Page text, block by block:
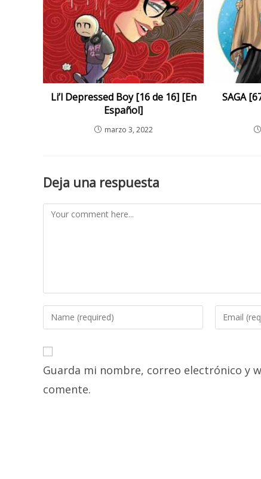
Li’l Depressed Boy [16 de 16] [En
Español]
marzo 3, 2022
SAGA
Deja una respuesta
Comment
Enter
your
or
username
to
Enter
your
to
Guarda mi nombre, correo electrónico y
comente.